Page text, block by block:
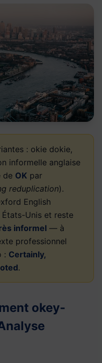
: okie dokie,
informelle anglaise
de OK par
reduplication).
English
Unis et reste
informel — à
professionnel
: Certainly,
.
okey-